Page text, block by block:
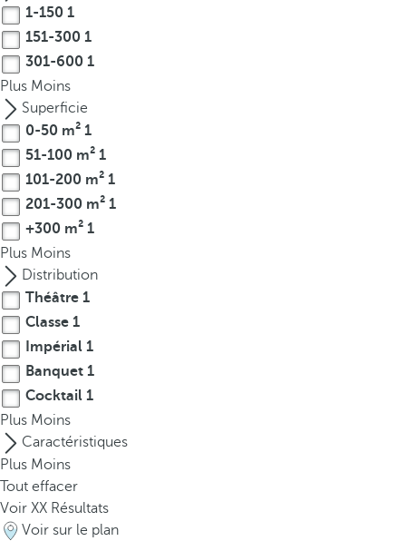
a
r
r
o
w
k
e
y
o
n
a
v
i
g
a
t
e
o
h
e
f
i
1-150 1
151-300 1
301-600 1
Plus Moins
Superficie
0-50 m² 1
51-100 m² 1
101-200 m² 1
201-300 m² 1
+300 m² 1
Plus Moins
Distribution
Théâtre 1
Classe 1
Impérial 1
Banquet 1
Cocktail 1
Plus Moins
Caractéristiques
Plus Moins
Tout effacer
Voir XX Résultats
Voir sur le plan